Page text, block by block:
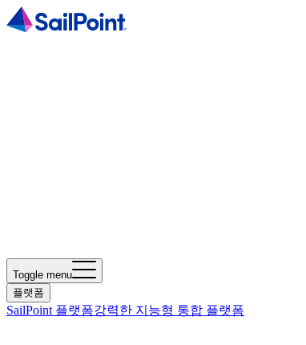
Toggle menu
플랫폼
SailPoint 플랫폼강력한 지능형 통합 플랫폼